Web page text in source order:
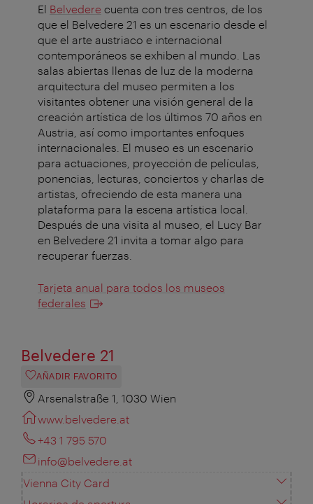
El Belvedere cuenta con tres centros, de los
que el Belvedere 21 es un escenario desde el
que el arte austriaco e internacional
contemporáneos se exhiben al mundo. Las
salas abiertas llenas de luz de la moderna
arquitectura del museo permiten a los
visitantes obtener una visión general de la
creación artística de los últimos 70 años en
Austria, así como importantes enfoques
internacionales. El museo es un escenario
para actuaciones, proyección de películas,
ponencias, lecturas, conciertos y charlas de
artistas, ofreciendo de esta manera una
plataforma para la escena artística local.
Después de una visita al museo, el Lucy Bar
en Belvedere 21 invita a tomar algo para
recuperar fuerzas.
Tarjeta anual para todos los museos
federales
Belvedere 21
AÑADIR FAVORITO
Arsenalstraße 1, 1030 Wien
www.belvedere.at
+43 1 795 570
info@belvedere.at
Vienna City Card